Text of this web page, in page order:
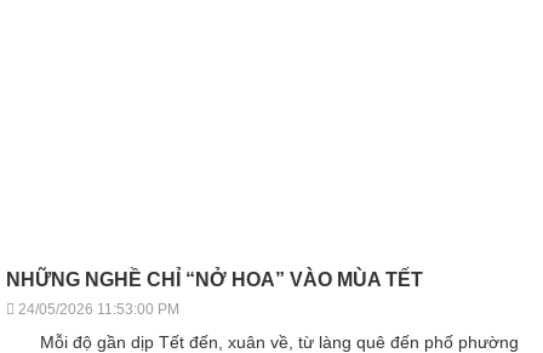
NHỮNG NGHỀ CHỈ “NỞ HOA” VÀO MÙA TẾT
24/05/2026 11:53:00 PM
Mỗi độ gần dịp Tết đến, xuân về, từ làng quê đến phố phường